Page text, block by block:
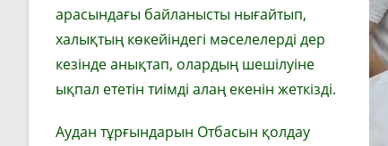
арасындағы байланысты нығайтып,
халықтың көкейіндегі мәселелерді дер
кезінде анықтап, олардың шешілуіне
ықпал ететін тиімді алаң екенін жеткізді.
Аудан тұрғындарын Отбасын қолдау